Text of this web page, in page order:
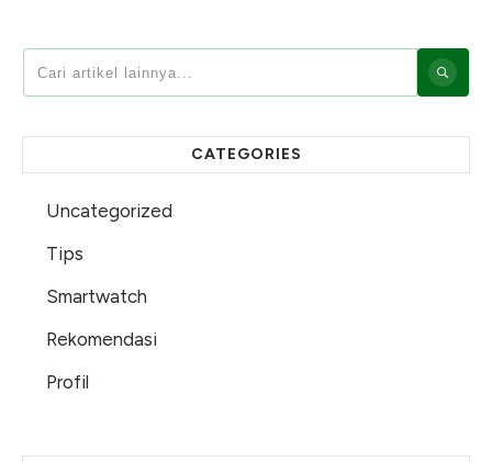
CATEGORIES
Uncategorized
Tips
Smartwatch
Rekomendasi
Profil